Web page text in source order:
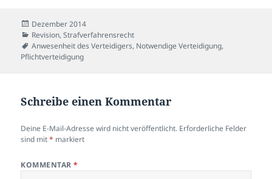
Veröffentlicht
am
Dezember 2014
Kategorien
Revision,Strafverfahrensrecht
Schlagwörter
Anwesenheit des Verteidigers, Notwendige Verteidigung,
Pflichtverteidigung
Schreibe einen Kommentar
Deine E-Mail-Adresse wird nicht veröffentlicht. Erforderliche Felder
sind mit* markiert
KOMMENTAR*